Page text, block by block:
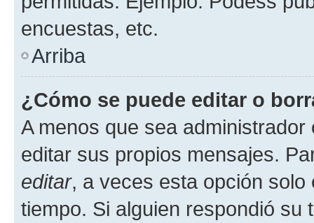
encuestas, etc.
Arriba
¿Cómo se puede editar o
A menos que sea
editar sus propios mensajes.
editar, a veces esta opción
tiempo. Si alguien respondió